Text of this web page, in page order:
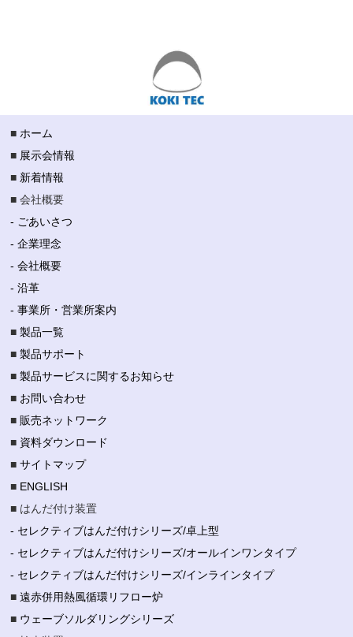
■ ホーム
■ 展示会情報
■ 新着情報
■ 会社概要
- ごあいさつ
- 企業理念
- 会社概要
- 沿革
- 事業所・営業所案内
■製品一覧
■製品サポート
■製品サービスに関するお知らせ
■ お問い合わせ
■販売ネットワーク
■ 資料ダウンロード
■サイトマップ
■ ENGLISH
■ はんだ付け装置
- セレクティブはんだ付けシリーズ/卓上型
- セレクティブはんだ付けシリーズ/オールインワンタイプ
- セレクティブはんだ付けシリーズ/インラインタイプ
■遠赤併用熱風循環リフロー炉
■ ウェーブソルダリングシリーズ